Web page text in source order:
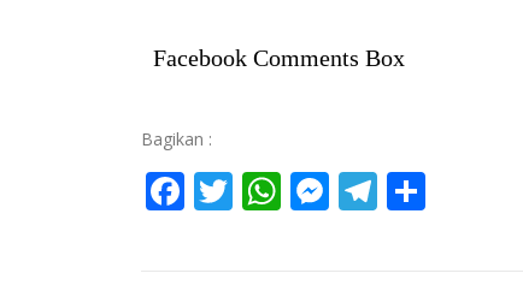
Facebook Comments Box
Bagikan :
Facebook
Twitter
WhatsApp
Messenger
Telegram